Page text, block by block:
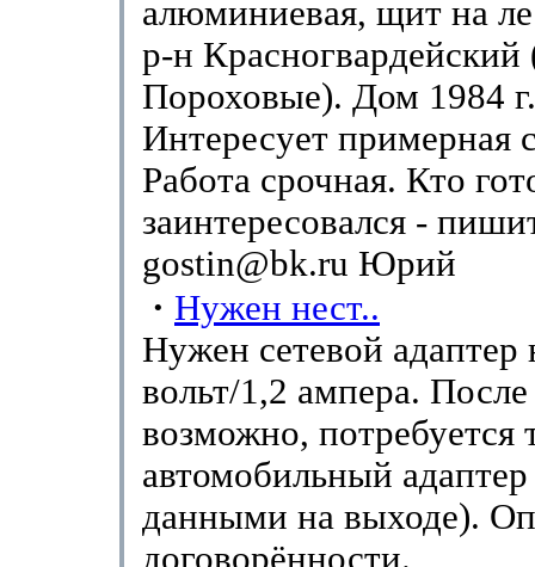
алюминиевая, щит на
р-н Красногвардейский
Пороховые). Дом 1984
Интересует примерная
Работа срочная. Кто
заинтересовался -
gostin@bk.ru Юрий
· Нужен нест..
Нужен сетевой адаптер
вольт/1,2 ампера. После
возможно, потребуется
автомобильный
данными на выходе).
договорённости.